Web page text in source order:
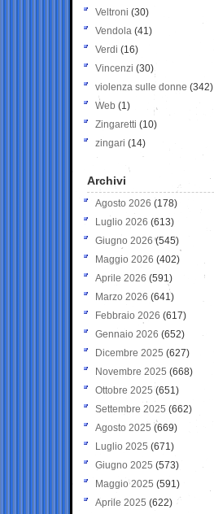
Veltroni (30)
Vendola (41)
Verdi (16)
Vincenzi (30)
violenza sulle donne (342)
Web (1)
Zingaretti (10)
zingari (14)
Archivi
Agosto 2026 (178)
Luglio 2026 (613)
Giugno 2026 (545)
Maggio 2026 (402)
Aprile 2026 (591)
Marzo 2026 (641)
Febbraio 2026 (617)
Gennaio 2026 (652)
Dicembre 2025 (627)
Novembre 2025 (668)
Ottobre 2025 (651)
Settembre 2025 (662)
Agosto 2025 (669)
Luglio 2025 (671)
Giugno 2025 (573)
Maggio 2025 (591)
Aprile 2025 (622)